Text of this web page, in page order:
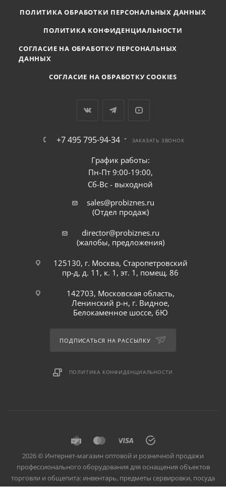
ПОЛИТИКА ОБРАБОТКИ ПЕРСОНАЛЬНЫХ ДАННЫХ
ПОЛИТИКА КОНФИДЕНЦИАЛЬНОСТИ
СОГЛАСИЕ НА ОБРАБОТКУ ПЕРСОНАЛЬНЫХ
ДАННЫХ
СОГЛАСИЕ НА ОБРАБОТКУ COOKIES
+7 495 795-94-34 ЗАКАЗАТЬ ЗВОНОК
График работы:
Пн-Пт 9:00-19:00,
Сб-Вс - выходной
sales@probiznes.ru
(Отдел продаж)
director@probiznes.ru
(жалобы, предложения)
125130, г. Москва, Старопетровский
пр-д, д. 11, к. 1, эт. 1, помещ. 86
142703, Московская область,
Ленинский р-н, г. Видное,
Белокаменное шоссе, 6Ю
ПОДПИСАТЬСЯ НА РАССЫЛКУ
ПОЛИТИКА КОНФИДЕНЦИАЛЬНОСТИ
2026 © Интернет-магазин оптовой и розничной продажи
профессионального оборудования для оснащения объектов
торговли и общепита: инвентарь, предметы сервировки, посуда